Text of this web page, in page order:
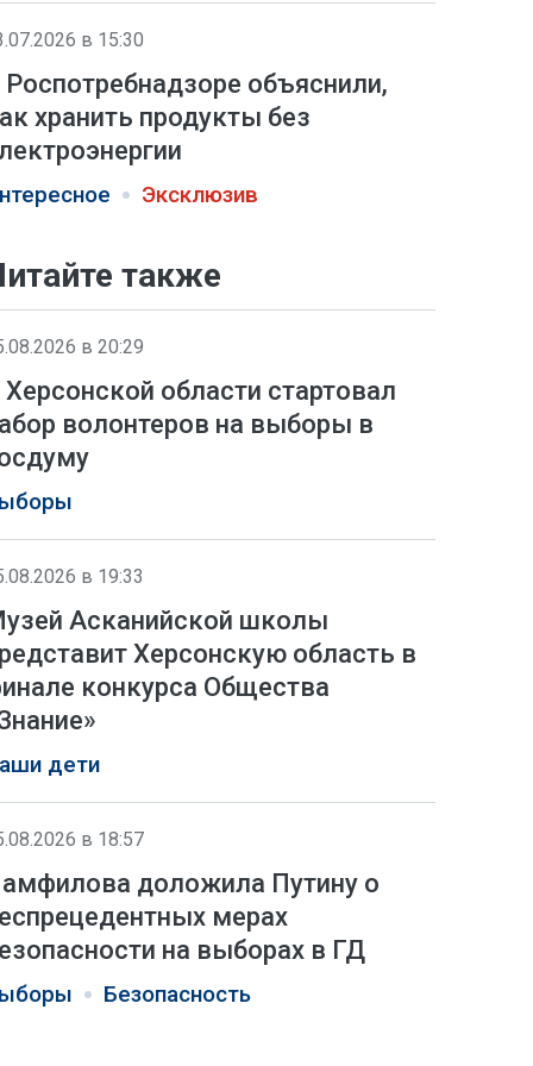
в 15:30
Роспотребнадзоре объяснили,
хранить продукты без
Эксклюзив
также
в 20:29
Херсонской области стартовал
волонтеров на выборы в
в 19:33
Асканийской школы
Херсонскую область в
конкурса Общества
дети
в 18:57
доложила Путину о
мерах
на выборах в ГД
Безопасность